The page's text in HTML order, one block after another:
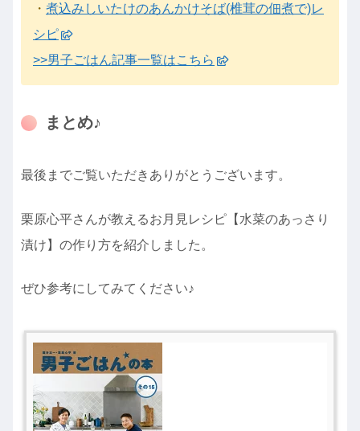
・ 煮込みしいたけのあんかけそば(椎茸の佃煮で)レ
シピ
>>男子ごはん記事一覧はこちら
まとめ♪
最後までご覧いただきありがとうございます。
栗原心平さんが教えるお月見レシピ【水菜のあっさり
漬け】の作り方を紹介しました。
ぜひ参考にしてみてください♪